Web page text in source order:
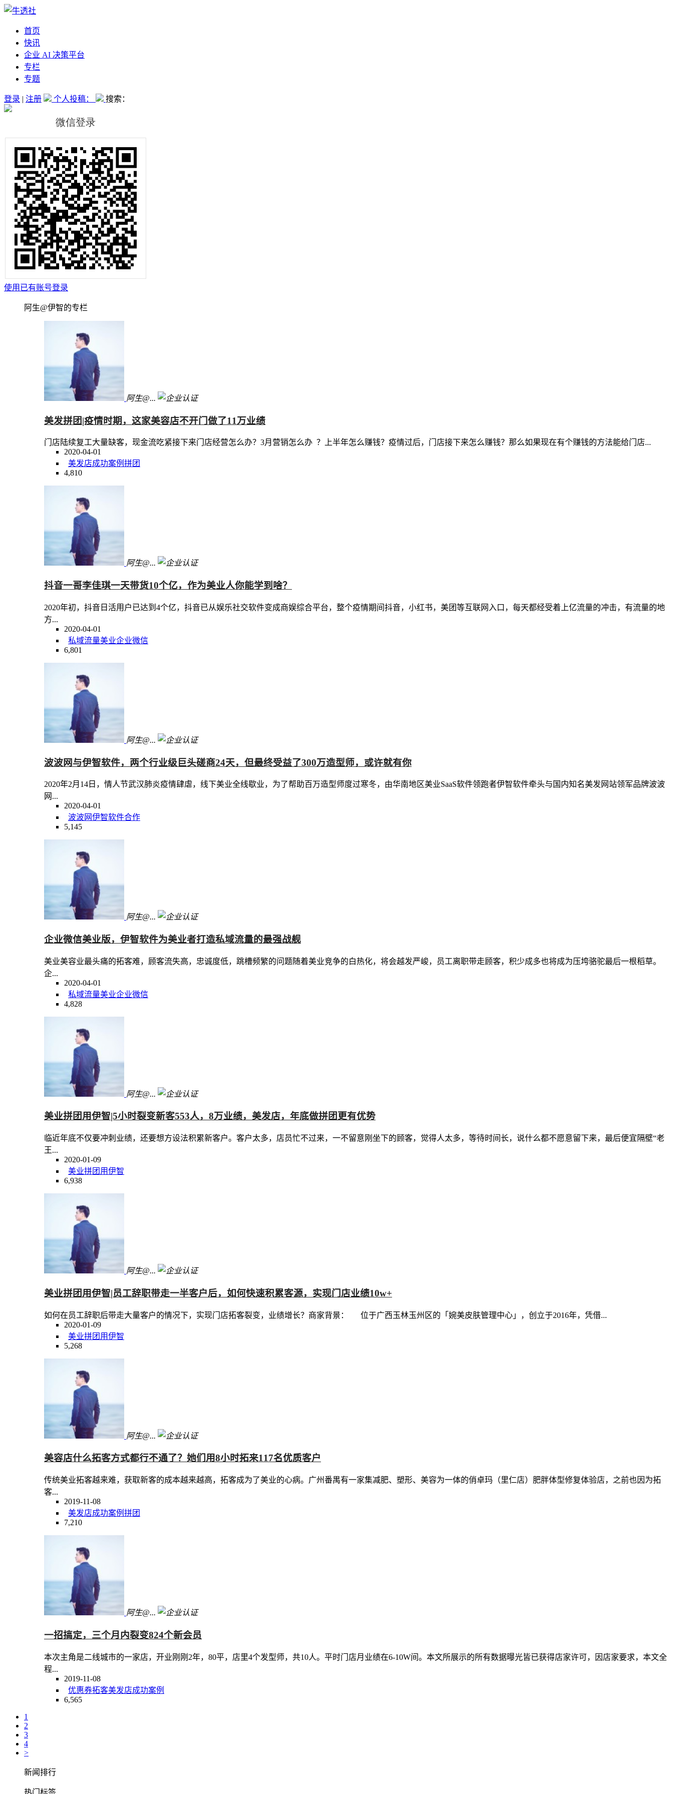
首页
快讯
企业 AI 决策平台
专栏
专题
登录 | 注册 个人投稿： 搜索：
使用已有账号登录
阿生@伊智的专栏
阿生@...
美发拼团|疫情时期，这家美容店不开门做了11万业绩
门店陆续复工大量缺客，现金流吃紧接下来门店经营怎么办？3月营销怎么办 ？上半年怎么赚钱？疫情过后，门店接下来怎么赚钱？那么如果现在有个赚钱的方法能给门店...
2020-04-01
美发店成功案例 拼团
4,810
阿生@...
抖音一哥李佳琪一天带货10个亿，作为美业人你能学到啥？
2020年初，抖音日活用户已达到4个亿，抖音已从娱乐社交软件变成商娱综合平台，整个疫情期间抖音，小红书，美团等互联网入口，每天都经受着上亿流量的冲击，有流量的地
方...
2020-04-01
私域流量美业企业微信
6,801
阿生@...
波波网与伊智软件，两个行业级巨头磋商24天，但最终受益了300万造型师，或许就有你
2020年2月14日，情人节武汉肺炎疫情肆虐，线下美业全线歇业，为了帮助百万造型师度过寒冬，由华南地区美业SaaS软件领跑者伊智软件牵头与国内知名美发网站领军品牌波波
网...
2020-04-01
波波网伊智软件合作
5,145
阿生@...
企业微信美业版，伊智软件为美业者打造私域流量的最强战舰
美业美容业最头痛的拓客难，顾客流失高，忠诚度低，跳槽频繁的问题随着美业竞争的白热化，将会越发严峻，员工离职带走顾客，积少成多也将成为压垮骆驼最后一根稻草。
企...
2020-04-01
私域流量美业企业微信
4,828
阿生@...
美业拼团用伊智|5小时裂变新客553人，8万业绩，美发店，年底做拼团更有优势
临近年底不仅要冲刺业绩，还要想方设法积累新客户。客户太多，店员忙不过来，一不留意刚坐下的顾客，觉得人太多，等待时间长，说什么都不愿意留下来，最后便宜隔壁“老
王...
2020-01-09
美业拼团用伊智
6,938
阿生@...
美业拼团用伊智|员工辞职带走一半客户后，如何快速积累客源，实现门店业绩10w+
如何在员工辞职后带走大量客户的情况下，实现门店拓客裂变，业绩增长？商家背景： 位于广西玉林玉州区的「婉美皮肤管理中心」，创立于2016年，凭借...
2020-01-09
美业拼团用伊智
5,268
阿生@...
美容店什么拓客方式都行不通了？她们用8小时拓来117名优质客户
传统美业拓客越来难，获取新客的成本越来越高，拓客成为了美业的心病。广州番禺有一家集减肥、塑形、美容为一体的俏卓玛（里仁店）肥胖体型修复体验店，之前也因为拓
客...
2019-11-08
美发店成功案例 拼团
7,210
阿生@...
一招搞定，三个月内裂变824个新会员
本次主角是二线城市的一家店，开业刚刚2年，80平，店里4个发型师，共10人。平时门店月业绩在6-10W间。本文所展示的所有数据曝光皆已获得店家许可，因店家要求，本文全
程...
2019-11-08
优惠券拓客美发店成功案例
6,565
1
2
3
4
>
新闻排行
热门标签